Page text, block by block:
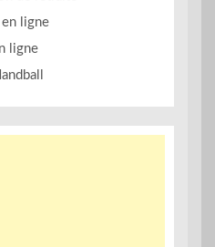
ligne
ligne